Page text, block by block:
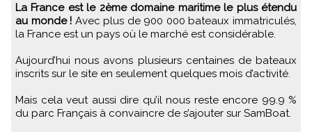
La France est le 2ème domaine maritime le plus étendu
au monde ! Avec plus de 900 000 bateaux immatriculés,
la France est un pays où le marché est considérable.
Aujourd’hui nous avons plusieurs centaines de bateaux
inscrits sur le site en seulement quelques mois d’activité.
Mais cela veut aussi dire qu’il nous reste encore 99.9 %
du parc Français à convaincre de s’ajouter sur SamBoat.